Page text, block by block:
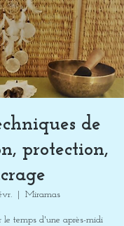
de
protection,
Miramas
le temps d'une après-midi